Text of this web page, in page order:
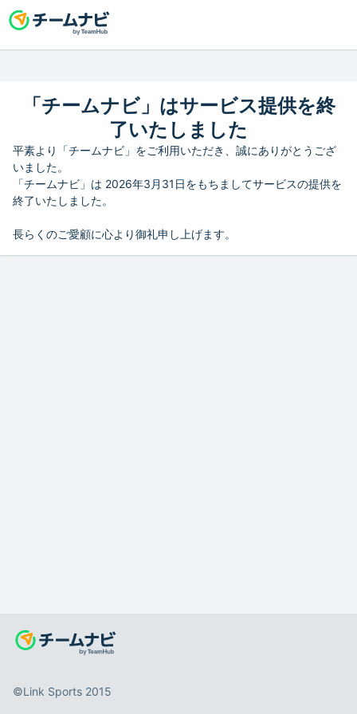
「チームナビ」はサービス提供を終
了いたしました
平素より「チームナビ」をご利用いただき、誠にありがとうござ
いました。
「チームナビ」は 2026年3月31日をもちましてサービスの提供を
終了いたしました。
長らくのご愛顧に心より御礼申し上げます。
©️Link Sports 2015